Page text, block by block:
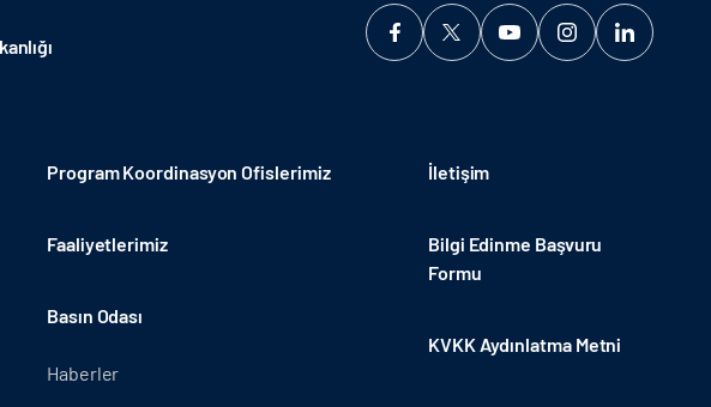
Program Koordinasyon Ofislerimiz
Faaliyetlerimiz
Basın Odası
Haberler
İletişim
Bilgi Edinme Başvuru
Formu
KVKK Aydınlatma Metni